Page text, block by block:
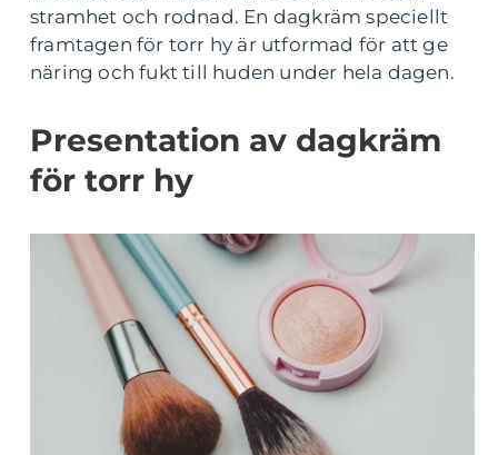
stramhet och rodnad. En dagkräm speciellt
framtagen för torr hy är utformad för att ge
näring och fukt till huden under hela dagen.
Presentation av dagkräm
för torr hy